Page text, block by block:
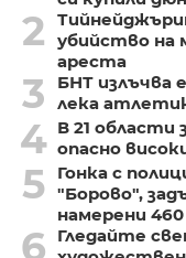
2
убийство на
ареста
3
БНТ излъчва
лека
4 В 21 области
опасно
5
Гонка с
"Борово",
намерени
6
Гледайте